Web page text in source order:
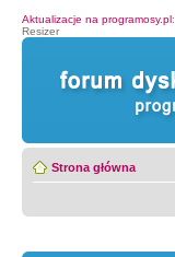
Aktualizacje na programosy.pl:
Resizer
Strona główna